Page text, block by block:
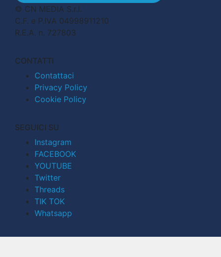
© CN MEDIA S.r.l.
C.F. e P.IVA 04998911210
R.E.A. n. 727803
CONTATTI
Contattaci
Privacy Policy
Cookie Policy
SEGUICI SU
Instagram
FACEBOOK
YOUTUBE
Twitter
Threads
TIK TOK
Whatsapp